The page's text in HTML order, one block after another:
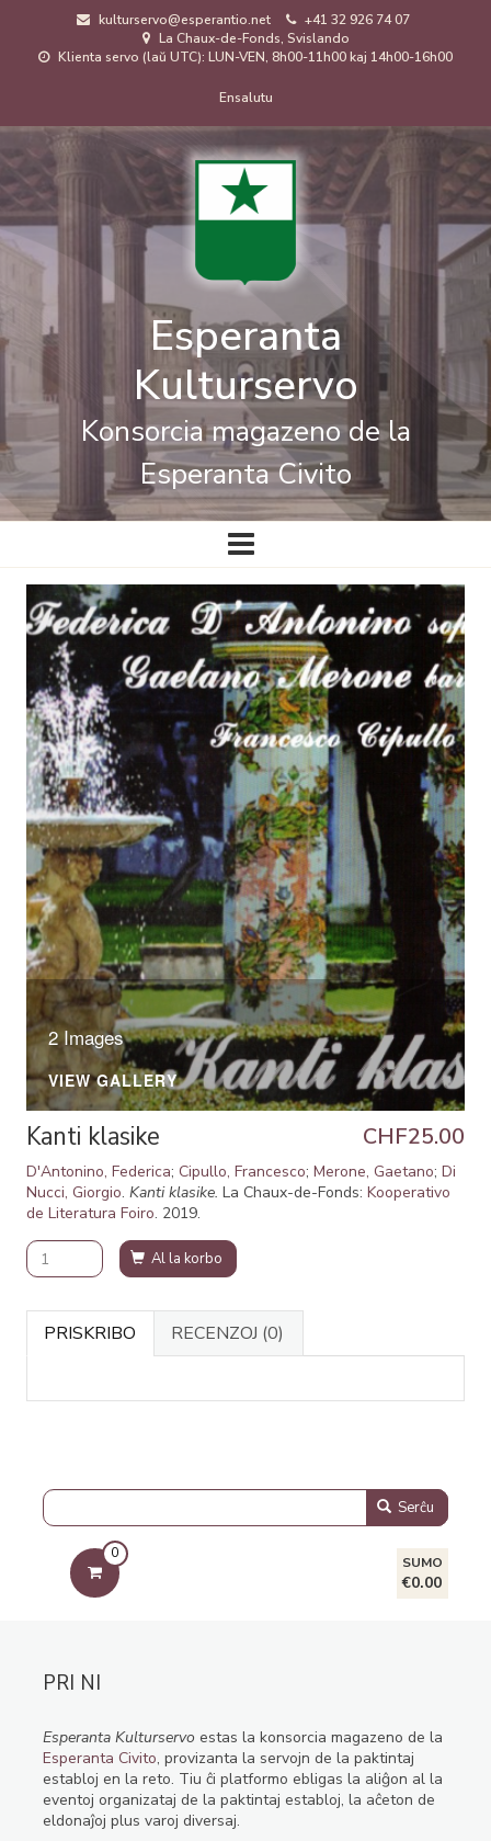
kulturservo@esperantio.net
+41 32 926 74 07
La Chaux-de-Fonds, Svislando
Klienta servo (laŭ UTC): LUN-VEN, 8h00-11h00 kaj 14h00-16h00
de
uzanto
Ensalutu
Esperanta
Kulturservo
Konsorcia magazeno de la
Esperanta Civito
Ĉefa
navigado
2 Images
VIEW GALLERY
Kanti klasike CHF25.00
D'Antonino, Federica; Cipullo, Francesco; Merone, Gaetano; Di
Nucci, Giorgio. Kanti klasike. La Chaux-de-Fonds: Kooperativo
de Literatura Foiro. 2019.
Al la korbo
PRISKRIBO RECENZOJ (0)
Serĉu
0
SUMO
€0.00
PRI NI
Esperanta Kulturservo estas la konsorcia magazeno de la
Esperanta Civito, provizanta la servojn de la paktintaj
establoj en la reto. Tiu ĉi platformo ebligas la aliĝon al la
eventoj organizataj de la paktintaj establoj, la aĉeton de
eldonaĵoj plus varoj diversaj.